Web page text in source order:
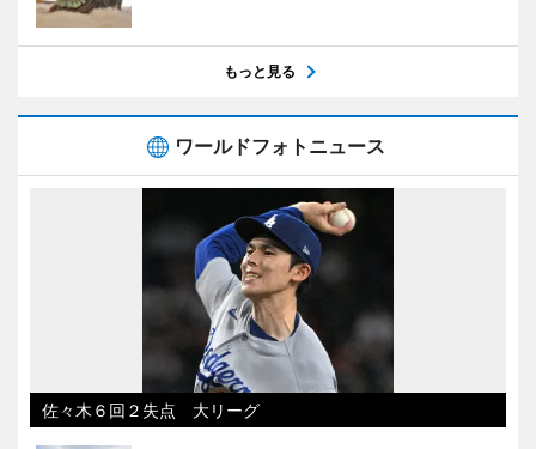
もっと見る
ワールドフォトニュース
佐々木６回２失点 大リーグ